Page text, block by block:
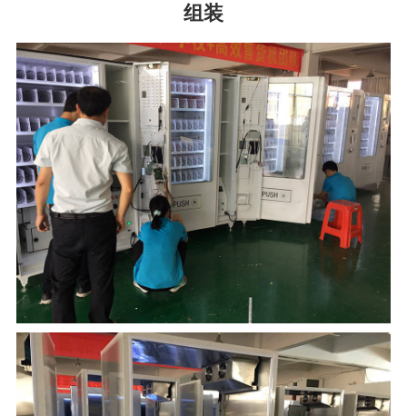
组装